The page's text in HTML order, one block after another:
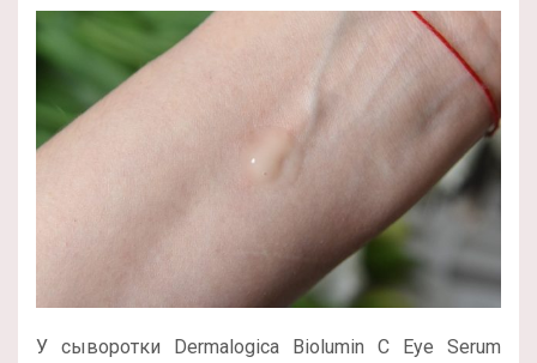
У сыворотки Dermalogica Biolumin C Eye Serum